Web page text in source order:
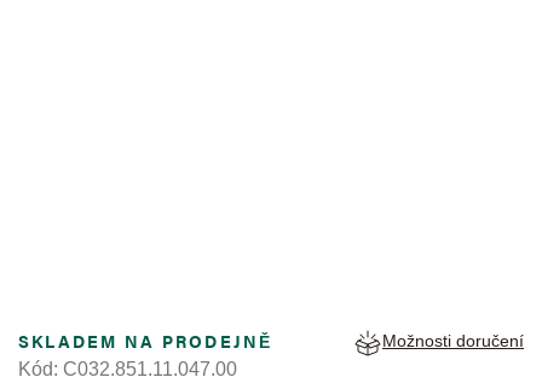
SKLADEM NA PRODEJNĚ Možnosti doručení
Kód: C032.851.11.047.00